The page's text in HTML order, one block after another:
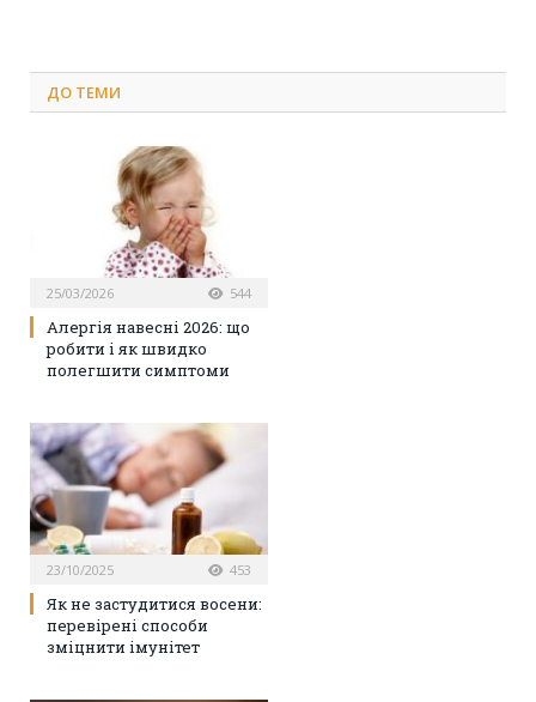
ДО ТЕМИ
25/03/2026 544
Алергія навесні 2026: що
робити і як швидко
полегшити симптоми
23/10/2025 453
Як не застудитися восени:
перевірені способи
зміцнити імунітет